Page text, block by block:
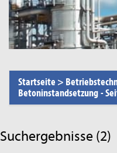
Startseite >
Betoninstandsetzung-
Suchergebnisse (2)